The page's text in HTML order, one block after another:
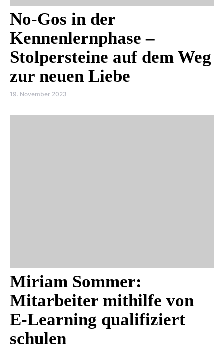
No-Gos in der
Kennenlernphase –
Stolpersteine auf dem Weg
zur neuen Liebe
19. November 2023
Miriam Sommer:
Mitarbeiter mithilfe von
E-Learning qualifiziert
schulen